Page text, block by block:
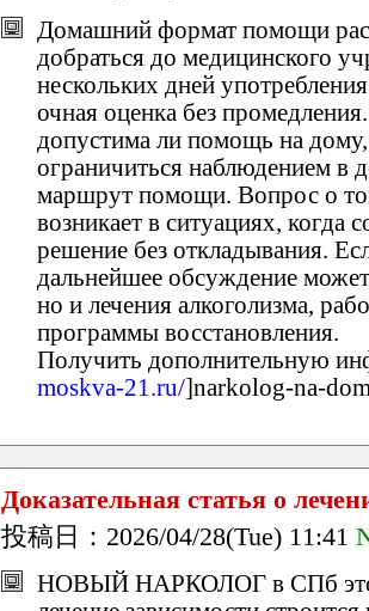
Домашний формат помощи
добраться до медицинского
нескольких дней
очная оценка без
допустима ли помощь на
ограничиться наблюдением в
маршрут помощи. Вопрос о
возникает в ситуациях, когда
решение без откладывания.
дальнейшее обсуждение
но и лечения алкоголизма,
программы восстановления.
Получить дополнительную
moskva-21.ru/]narkolog-na-
Доказательная статья о
投稿日：2026/04/28(Tue) 11:41
НОВЫЙ НАРКОЛОГ в СПб это